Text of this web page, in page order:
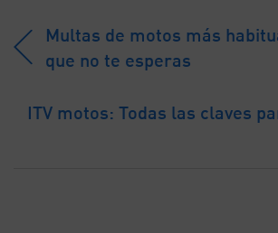
Multas de motos más
que no te esperas
ITV motos: Todas las claves